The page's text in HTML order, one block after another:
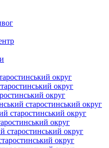
округ
округ
округ
старостинський округ
старостинський округ
округ
старостинський округ
округ